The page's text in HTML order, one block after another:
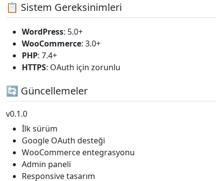
📋 Sistem Gereksinimleri
WordPress: 5.0+
WooCommerce: 3.0+
PHP: 7.4+
HTTPS: OAuth için zorunlu
🔄 Güncellemeler
v0.1.0
İlk sürüm
Google OAuth desteği
WooCommerce entegrasyonu
Admin paneli
Responsive tasarım